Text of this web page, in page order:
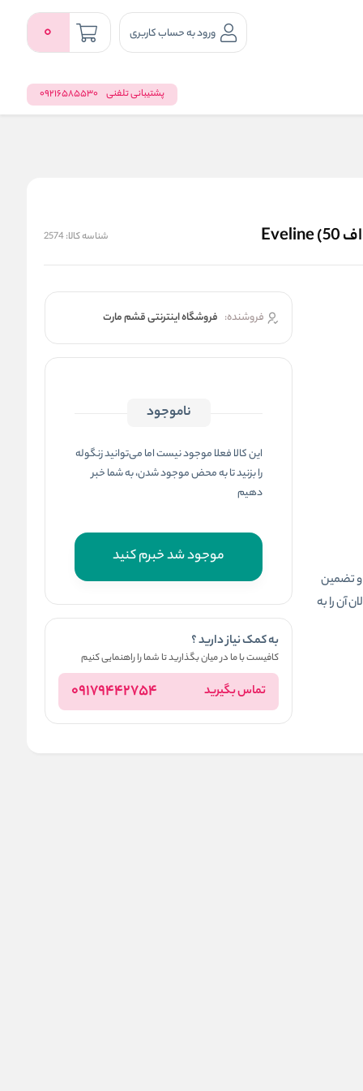
ورود به حساب کاربری 0
پشتیبانی تلفنی 09216585530
شناسه کالا:2574
و تضمین
آن را به
فروشنده: فروشگاه اینترنتی قشم مارت
ناموجود
این کالا فعلا موجود نیست اما می‌توانید زنگوله
را بزنید تا به محض موجود شدن، به شما خبر
دهیم
موجود شد خبرم کنید
به کمک نیاز دارید ؟
کافیست با ما در میان بگذارید تا شما را راهنمایی کنیم
تماس بگیرید 09179442754